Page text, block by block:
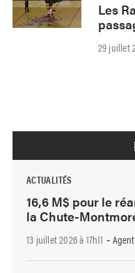
Les
29 juillet
ACTUALITÉS
16,6 M$ pour le
la Chute-
13 juillet 2026 à 17h11 -